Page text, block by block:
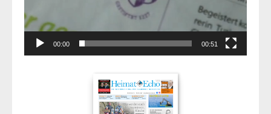
00:00 00:51